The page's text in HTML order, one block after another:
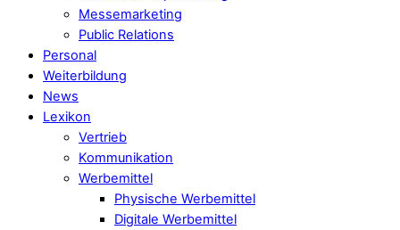
Messemarketing
Public Relations
Personal
Weiterbildung
News
Lexikon
Vertrieb
Kommunikation
Werbemittel
Physische Werbemittel
Digitale Werbemittel